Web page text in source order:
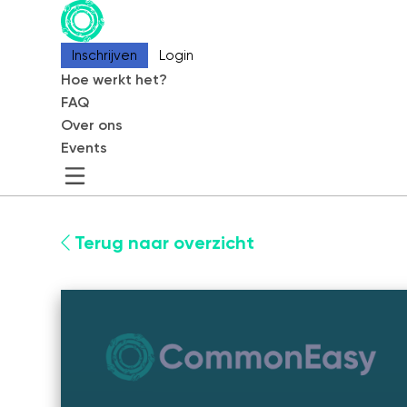
Inschrijven Login
Hoe werkt het?
FAQ
Over ons
Events
Over ons
Contact
Events
Inschrijven Login
Hoe werkt het?
FAQ
Over ons
Events
Terug naar overzicht